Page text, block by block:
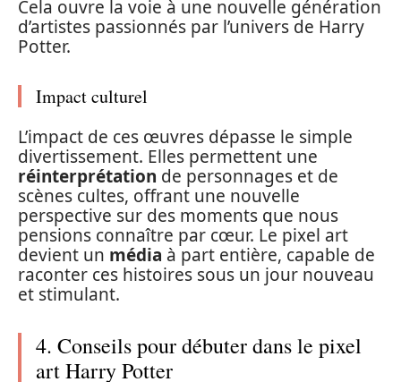
Cela ouvre la voie à une nouvelle génération
d’artistes passionnés par l’univers de Harry
Potter.
Impact culturel
L’impact de ces œuvres dépasse le simple
divertissement. Elles permettent une
réinterprétation de personnages et de
scènes cultes, offrant une nouvelle
perspective sur des moments que nous
pensions connaître par cœur. Le pixel art
devient un média à part entière, capable de
raconter ces histoires sous un jour nouveau
et stimulant.
4. Conseils pour débuter dans le pixel
art Harry Potter